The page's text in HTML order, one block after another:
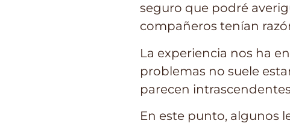
seguro que podré
compañeros tenían
La experiencia nos ha
problemas no suele
parecen
En este punto, algunos